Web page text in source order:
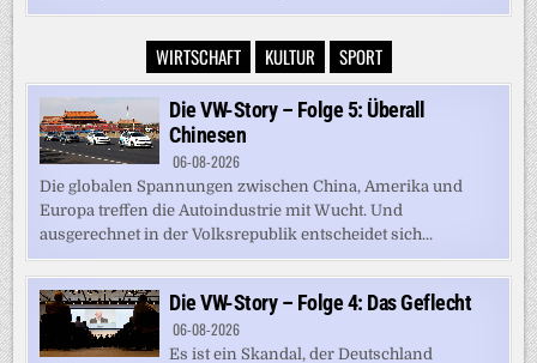
WIRTSCHAFT KULTUR SPORT
Die VW-Story – Folge 5: Überall
Chinesen
06-08-2026
Die globalen Spannungen zwischen China, Amerika und
Europa treffen die Autoindustrie mit Wucht. Und
ausgerechnet in der Volksrepublik entscheidet sich...
Die VW-Story – Folge 4: Das Geflecht
06-08-2026
Es ist ein Skandal, der Deutschland